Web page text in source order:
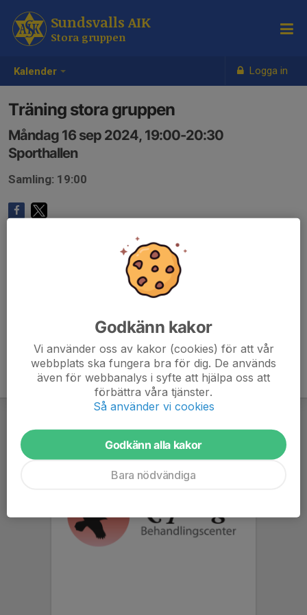
Kalender Logga in
Sundsvalls AIK
Stora gruppen
Träning stora gruppen
Måndag 16 sep 2024, 19:00-20:30
Sporthallen
Samling: 19:00
Godkänn kakor
Vi använder oss av kakor (cookies) för att vår
webbplats ska fungera bra för dig. De används
även för webbanalys i syfte att hjälpa oss att
förbättra våra tjänster.
Så använder vi cookies
Godkänn alla kakor
Bara nödvändiga